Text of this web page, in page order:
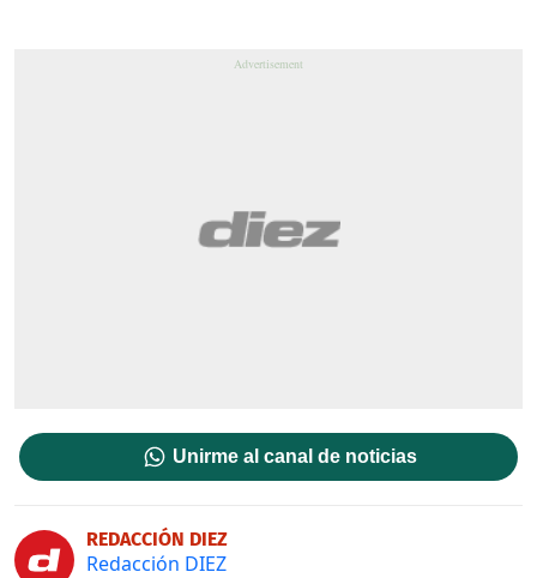
Unirme al canal de noticias
REDACCIÓN DIEZ
Redacción DIEZ